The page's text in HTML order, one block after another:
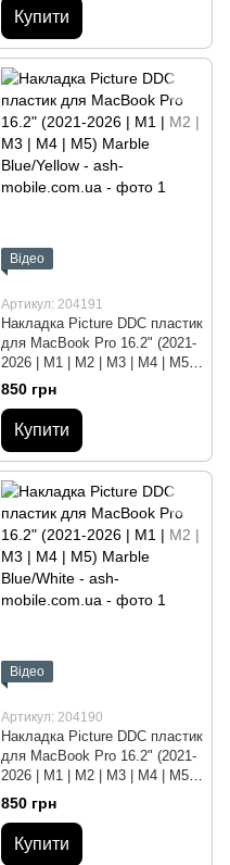
Купити
Відео
Артикул: 204191
Накладка Picture DDC пластик
для MacBook Pro 16.2" (2021-
2026 | M1 | M2 | M3 | M4 | M5)
Marble Blue/Yellow
850 грн
Купити
Відео
Артикул: 204190
Накладка Picture DDC пластик
для MacBook Pro 16.2" (2021-
2026 | M1 | M2 | M3 | M4 | M5)
Marble Blue/White
850 грн
Купити